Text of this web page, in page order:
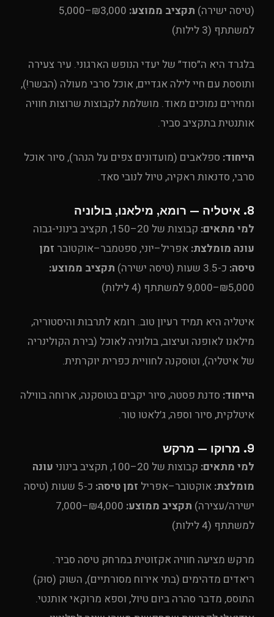
(טיסה ישירה) תקציב ממוצע:
₪3,000–5,000
למשתתף (3 לילות)
בלגרד היא ה״סוד״ של יעדי הנופש הארגוני. עיר צעירה
ותוססת עם חיי לילה אגדיים, אוכל סרבי מעולה (הבשר!),
ומחירים נמוכים מאוד. מושלמת לקבוצות שרוצות חוויה
אותנטית בתקציב סביר.
הייחוד: ספלאבים (מועדונים צפים על הנהר), סיור אוכל
סרבי, סדנאות ראקיה, טיול לנובי סאד.
8. איטליה — רומא, מילאנו, בולוניה
למי מתאים: קבוצות של 20–150, תקציב בינוני-גבוה
עונה מומלצת: אפריל–יוני, ספטמבר–אוקטובר זמן
טיסה: כ-3.5 שעות (טיסה ישירה)
תקציב ממוצע:
₪5,000–9,000 למשתתף (4 לילות)
איטליה היא תמיד רעיון טוב. רומא לתרבות והיסטוריה,
מילאנו לאופנה ועיצוב, בולוניה לאוכל (בירת הקולינריה
של איטליה), וטוסקנה לחוויית כפרית יוקרתית.
הייחוד: סדנת פסטה, סיור יקבים בטוסקנה, ארוחה בווילה
איטלקית, סיור וספה, ג׳לאטו טור.
9. מרוקו — מרקש
למי מתאים: קבוצות של 20–100, תקציב בינוני
עונה
מומלצת: אוקטובר–אפריל זמן טיסה:
כ-5 שעות (טיסה
ישירה/עצירה) תקציב ממוצע:
₪4,000–7,000
למשתתף (4 לילות)
מרקש מציעה חוויה אקזוטית במרחק טיסה סביר.
ריאדים מדהימים (בתי אירוח מסורתיים), השוק (סוּק)
התוסס, מדבר סהרה ביום טיול, וספא מרוקאי אותנטי.